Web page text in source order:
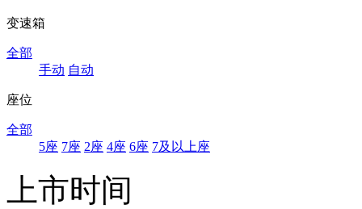
变速箱
全部
手动 自动
座位
全部
5座 7座 2座 4座 6座 7及以上座
上市时间